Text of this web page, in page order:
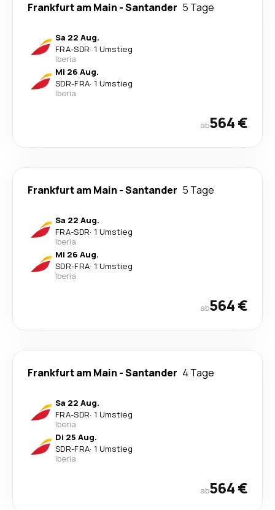
Frankfurt am Main -Santander 5 Tage
Sa 22 Aug.
FRA-SDR· 1 Umstieg
Iberia
Mi 26 Aug.
SDR-FRA· 1 Umstieg
Iberia
ab564 €
Frankfurt am Main -Santander 5 Tage
Sa 22 Aug.
FRA-SDR· 1 Umstieg
Iberia
Mi 26 Aug.
SDR-FRA· 1 Umstieg
Iberia
ab564 €
Frankfurt am Main -Santander 4 Tage
Sa 22 Aug.
FRA-SDR· 1 Umstieg
Iberia
Di 25 Aug.
SDR-FRA· 1 Umstieg
Iberia
ab564 €